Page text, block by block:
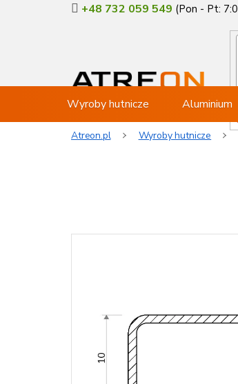
+48 732 059 549
Wyroby hutnicze Aluminium
Atreon.pl Wyroby hutnicze